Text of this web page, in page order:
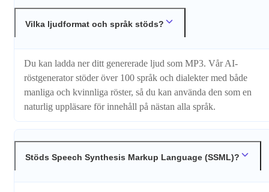
Vilka ljudformat och språk stöds?
Du kan ladda ner ditt genererade ljud som MP3. Vår AI-
röstgenerator stöder över 100 språk och dialekter med både
manliga och kvinnliga röster, så du kan använda den som en
naturlig uppläsare för innehåll på nästan alla språk.
Stöds Speech Synthesis Markup Language (SSML)?